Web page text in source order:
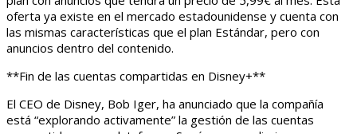
oferta ya existe en el mercado estadounidense y cuenta con
las mismas características que el plan Estándar, pero con
anuncios dentro del contenido.
**Fin de las cuentas compartidas en Disney+**
El CEO de Disney, Bob Iger, ha anunciado que la compañía
está “explorando activamente” la gestión de las cuentas